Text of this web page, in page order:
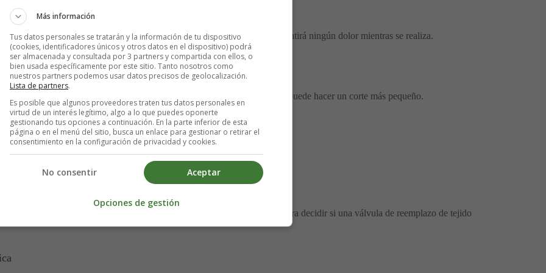
aórtica?
general. Esto significa que estará dormido durante la operación y no sentirá ningún dolor mientras se realiza.
25 cm de largo en el pecho para acceder al corazón, aunque a veces se puede hacer un corte más pequeño.
cargo del trabajo de su corazón durante la operación.
con la nueva.
su pecho.
una conversación con su médico o cirujano antes del procedimiento para decidir si una válvula de reemplazo de tejido
Más información
Tus datos personales se tratarán y la información de tu dispositivo
(cookies, identificadores únicos y otros datos en el dispositivo) podrá
ser almacenada y consultada por 3 partners y compartida con ellos, o
bien usada específicamente por este sitio. Tanto nosotros como
nuestros partners podemos usar datos precisos de geolocalización.
Lista de partners.
Es posible que algunos proveedores traten tus datos personales en
virtud de un interés legítimo, algo a lo que puedes oponerte
gestionando tus opciones a continuación. En la parte inferior de esta
página o en el menú del sitio, busca un enlace para gestionar o retirar el
consentimiento en la configuración de privacidad y cookies.
Aceptar
No consentir
Opciones de gestión